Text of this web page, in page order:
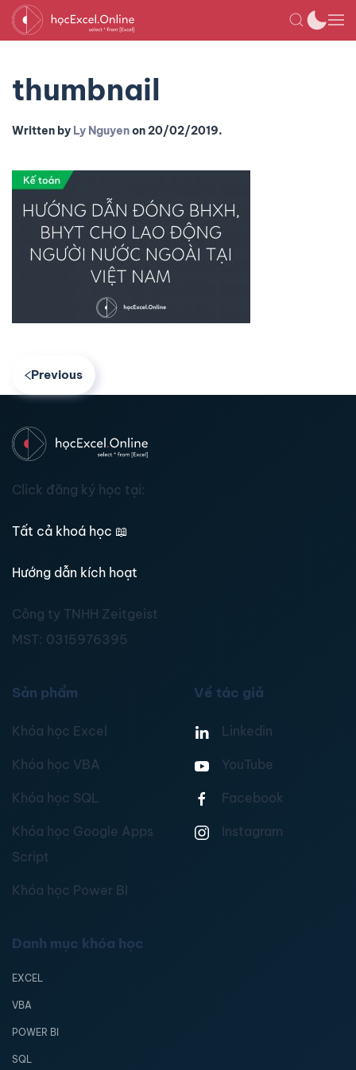
thumbnail
Written by Ly Nguyenon20/02/2019.
Previous
Click đăng ký học tại:
Tất cả khoá học 📖
Hướng dẫn kích hoạt
Công ty TNHH Zeitgeist
MST: 0315976395
Sản phẩm
Khóa học Excel
Khóa học VBA
Khóa học SQL
Khóa học Google Apps
Script
Khóa học Power BI
Về tác giả
Linkedin
YouTube
Facebook
Instagram
Danh mục khóa học
EXCEL
VBA
POWER BI
SQL